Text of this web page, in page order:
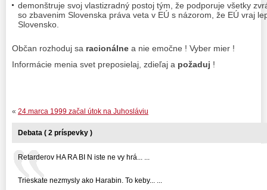
demonštruje svoj vlastizradný postoj tým, že podporuje všetky
so zbavenim Slovenska práva veta v EÚ s názorom, že EÚ vraj
Slovensko.
Občan rozhoduj sa racionálne a nie emočne ! Vyber mier !
Informácie menia svet preposielaj, zdieľaj a požaduj !
« 24.marca 1999 začal útok na Juhosláviu
Debata ( 2 príspevky )
Retarderov HA RA BI N iste ne vy hrá... ...
Trieskate nezmysly ako Harabin. To keby... ...